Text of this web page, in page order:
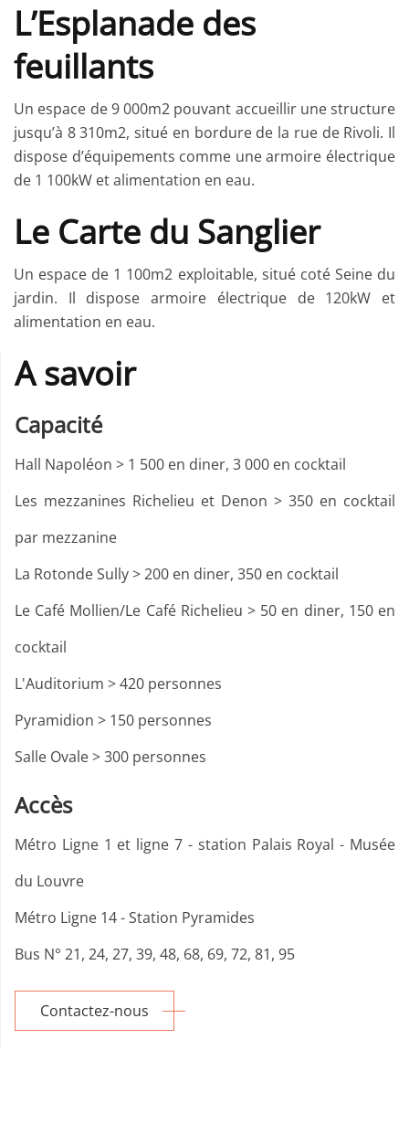
L’Esplanade des
feuillants
Un espace de 9 000m2 pouvant accueillir une structure
jusqu’à 8 310m2, situé en bordure de la rue de Rivoli. Il
dispose d’équipements comme une armoire électrique
de 1 100kW et alimentation en eau.
Le Carte du Sanglier
Un espace de 1 100m2 exploitable, situé coté Seine du
jardin. Il dispose armoire électrique de 120kW et
alimentation en eau.
A savoir
Capacité
Hall Napoléon > 1 500 en diner, 3 000 en cocktail
Les mezzanines Richelieu et Denon > 350 en cocktail
par mezzanine
La Rotonde Sully > 200 en diner, 350 en cocktail
Le Café Mollien/Le Café Richelieu > 50 en diner, 150 en
cocktail
L'Auditorium > 420 personnes
Pyramidion > 150 personnes
Salle Ovale > 300 personnes
Accès
Métro Ligne 1 et ligne 7 - station Palais Royal - Musée
du Louvre
Métro Ligne 14 - Station Pyramides
Bus N° 21, 24, 27, 39, 48, 68, 69, 72, 81, 95
Contactez-nous